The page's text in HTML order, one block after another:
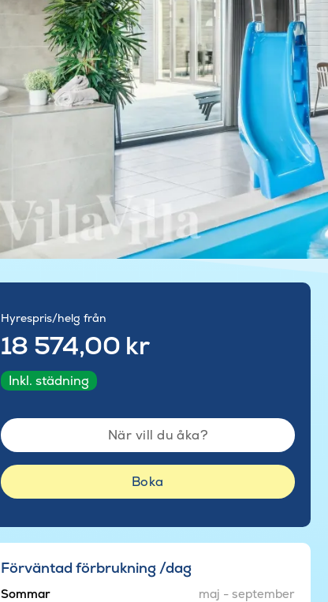
Hyrespris/helg från
18 574,00 kr
Inkl. städning
När vill du åka?
Boka
Förväntad förbrukning /dag
Sommar maj - september